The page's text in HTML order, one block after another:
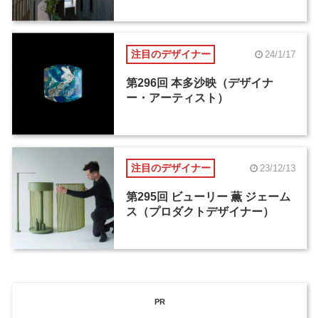
注目のデザイナー 24/1/17
第296回 本多沙映（デザイナ
ー・アーティスト）
注目のデザイナー 23/12/13
第295回 ビューリー 薫 ジェーム
ス（プロダクトデザイナー）
PR